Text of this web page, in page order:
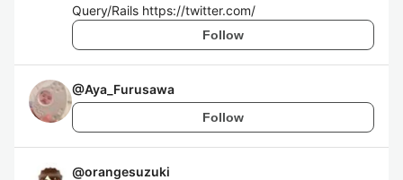
Query/Rails https://twitter.com/
Follow
@Aya_Furusawa
Follow
@orangesuzuki